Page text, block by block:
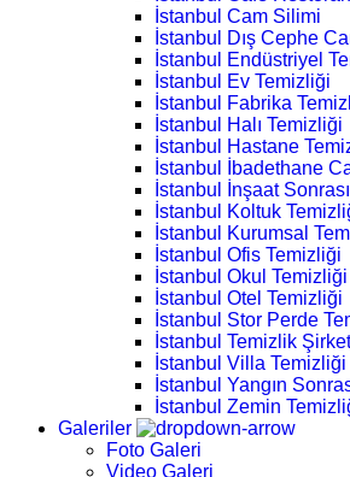
İstanbul Cam Silimi
İstanbul Dış Cephe
İstanbul Endüstriyel
İstanbul Ev Temizliği
İstanbul Fabrika
İstanbul Halı Temizliği
İstanbul Hastane
İstanbul İbadethane
İstanbul İnşaat
İstanbul Koltuk
İstanbul Kurumsal
İstanbul Ofis Temizliği
İstanbul Okul Temizliği
İstanbul Otel Temizliği
İstanbul Stor Perde
İstanbul Temizlik
İstanbul Villa Temizliği
İstanbul Yangın
İstanbul Zemin
Galeriler
Foto Galeri
Video Galeri